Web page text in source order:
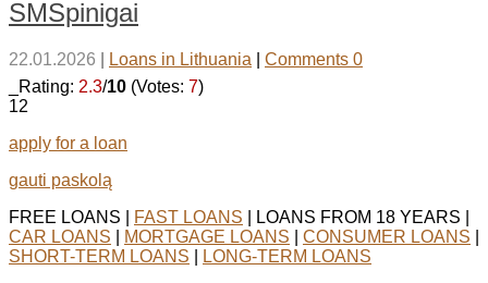
SMSpinigai
22.01.2026 Loans in Lithuania
Comments 0
_Rating: 2.3/10 (Votes: 7)
12
apply for a loan
gauti paskolą
FREE LOANS |
FAST LOANS | LOANS FROM 18 YEARS |
CAR LOANS
MORTGAGE LOANS CONSUMER LOANS
SHORT-TERM LOANS
LONG-TERM LOANS